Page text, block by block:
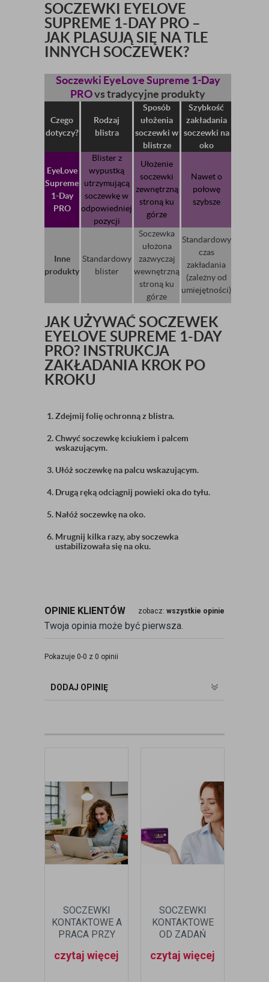
SOCZEWKI EYELOVE
SUPREME 1-DAY PRO –
JAK PLASUJĄ SIĘ NA TLE
INNYCH SOCZEWEK?
Soczewki EyeLove Supreme 1-Day
PROvs tradycyjne produkty
Czego
dotyczy?
Rodzaj
blistra
Sposób
ułożenia
soczewki w
blistrze
Szybkość
zakładania
soczewki na
oko
EyeLove
Supreme
1-Day
PRO
Blister z
wypustką
utrzymującą
soczewkę w
odpowiedniej
pozycji
Ułożenie
soczewki
zewnętrzną
stroną ku
górze
Nawet o
połowę
szybsze
Inne
produkty
Standardowy
blister
Soczewka
ułożona
zazwyczaj
wewnętrzną
stroną ku
górze
Standardowy
czas
zakładania
(zależny od
umiejętności)
JAK UŻYWAĆ SOCZEWEK
EYELOVE SUPREME 1-DAY
PRO? INSTRUKCJA
ZAKŁADANIA KROK PO
KROKU
Zdejmij folię ochronną z blistra.
Chwyć soczewkę kciukiem i palcem
wskazującym.
Ułóż soczewkę na palcu wskazującym.
Drugą ręką odciągnij powieki oka do tyłu.
Nałóż soczewkę na oko.
Mrugnij kilka razy, aby soczewka
ustabilizowała się na oku.
OPINIE KLIENTÓW zobacz: wszystkie opinie
Twoja opinia może być pierwsza.
Pokazuje 0-0 z 0 opinii
DODAJ OPINIĘ
SOCZEWKI
KONTAKTOWE A
PRACA PRZY
czytaj więcej
SOCZEWKI
KONTAKTOWE
OD ZADAŃ
EYELOVE
czytaj więcej